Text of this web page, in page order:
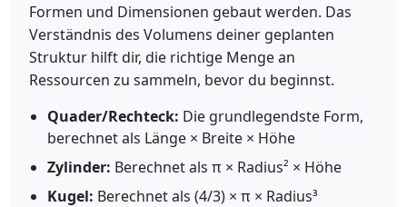
Formen und Dimensionen gebaut werden. Das
Verständnis des Volumens deiner geplanten
Struktur hilft dir, die richtige Menge an
Ressourcen zu sammeln, bevor du beginnst.
Quader/Rechteck: Die grundlegendste Form,
berechnet als Länge × Breite × Höhe
Zylinder: Berechnet als π × Radius² × Höhe
Kugel: Berechnet als (4/3) × π × Radius³